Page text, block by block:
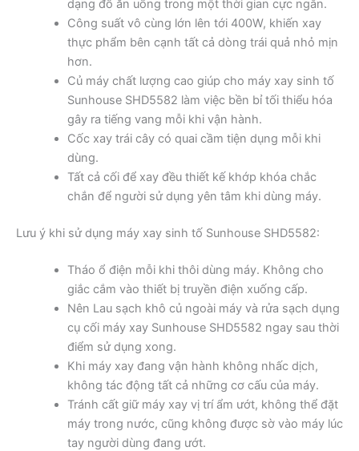
dạng đồ ăn uống trong một thời gian cực ngắn.
Công suất vô cùng lớn lên tới 400W, khiến xay
thực phẩm bên cạnh tất cả dòng trái quả nhỏ mịn
hơn.
Củ máy chất lượng cao giúp cho máy xay sinh tố
Sunhouse SHD5582 làm việc bền bỉ tối thiểu hóa
gây ra tiếng vang mỗi khi vận hành.
Cốc xay trái cây có quai cầm tiện dụng mỗi khi
dùng.
Tất cả cối để xay đều thiết kế khớp khóa chắc
chắn để người sử dụng yên tâm khi dùng máy.
Lưu ý khi sử dụng máy xay sinh tố Sunhouse SHD5582:
Tháo ổ điện mỗi khi thôi dùng máy. Không cho
giắc cắm vào thiết bị truyền điện xuống cấp.
Nên Lau sạch khô củ ngoài máy và rửa sạch dụng
cụ cối máy xay Sunhouse SHD5582 ngay sau thời
điểm sử dụng xong.
Khi máy xay đang vận hành không nhấc dịch,
không tác động tất cả những cơ cấu của máy.
Tránh cất giữ máy xay vị trí ẩm ướt, không thể đặt
máy trong nước, cũng không được sờ vào máy lúc
tay người dùng đang ướt.